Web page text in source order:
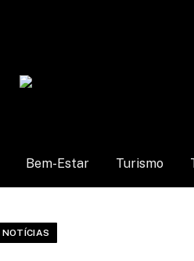
Bem-Estar Turismo
NOTÍCIAS